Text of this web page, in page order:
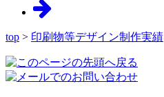
top > 印刷物等デザイン制作実績